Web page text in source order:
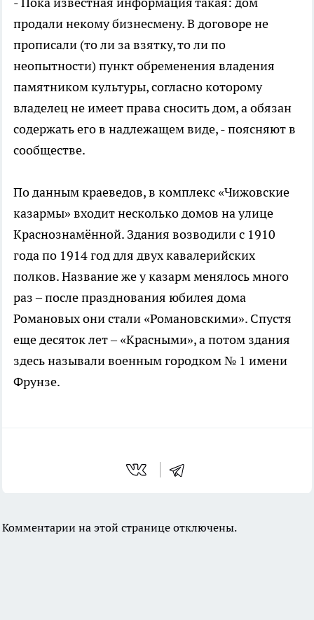
продали некому бизнесмену. В договоре не
прописали (то ли за взятку, то ли по
неопытности) пункт обременения владения
памятником культуры, согласно которому
владелец не имеет права сносить дом, а обязан
содержать его в надлежащем виде, - поясняют в
сообществе.
По данным краеведов, в комплекс «Чижовские
казармы» входит несколько домов на улице
Краснознамённой. Здания возводили с 1910
года по 1914 год для двух кавалерийских
полков. Название же у казарм менялось много
раз – после празднования юбилея дома
Романовых они стали «Романовскими». Спустя
еще десяток лет – «Красными», а потом здания
здесь называли военным городком № 1 имени
Фрунзе.
Комментарии на этой странице отключены.